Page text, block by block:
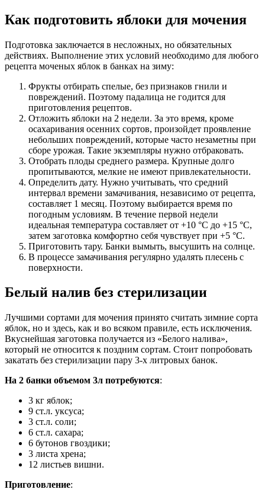
Как подготовить яблоки для мочения
Подготовка заключается в несложных, но обязательных
действиях. Выполнение этих условий необходимо для любого
рецепта моченых яблок в банках на зиму:
Фрукты отбирать спелые, без признаков гнили и
повреждений. Поэтому падалица не годится для
приготовления рецептов.
Отложить яблоки на 2 недели. За это время, кроме
осахаривания осенних сортов, произойдет проявление
небольших повреждений, которые часто незаметны при
сборе урожая. Такие экземпляры нужно отбраковать.
Отобрать плоды среднего размера. Крупные долго
пропитываются, мелкие не имеют привлекательности.
Определить дату. Нужно учитывать, что средний
интервал времени замачивания, независимо от рецепта,
составляет 1 месяц. Поэтому выбирается время по
погодным условиям. В течение первой недели
идеальная температура составляет от +10 °С до +15 °С,
затем заготовка комфортно себя чувствует при +5 °С.
Приготовить тару. Банки вымыть, высушить на солнце.
В процессе замачивания регулярно удалять плесень с
поверхности.
Белый налив без стерилизации
Лучшими сортами для мочения принято считать зимние сорта
яблок, но и здесь, как и во всяком правиле, есть исключения.
Вкуснейшая заготовка получается из «Белого налива»,
который не относится к поздним сортам. Стоит попробовать
закатать без стерилизации пару 3-х литровых банок.
На 2 банки объемом 3л потребуются:
3 кг яблок;
9 ст.л. уксуса;
3 ст.л. соли;
6 ст.л. сахара;
6 бутонов гвоздики;
3 листа хрена;
12 листьев вишни.
Приготовление: